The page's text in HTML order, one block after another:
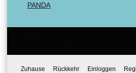
PANDA
Zuhause Rückkehr Einloggen